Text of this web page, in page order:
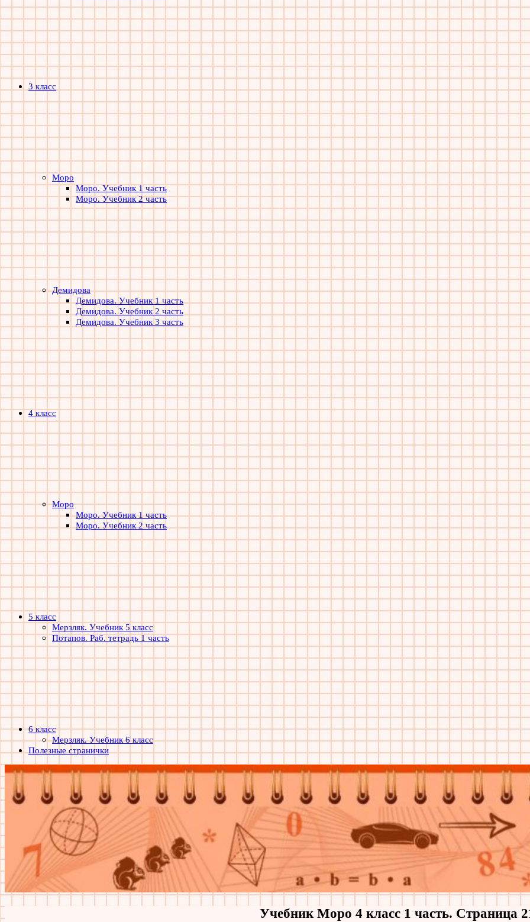
3 класс
Моро
Моро. Учебник 1 часть
Моро. Учебник 2 часть
Демидова
Демидова. Учебник 1 часть
Демидова. Учебник 2 часть
Демидова. Учебник 3 часть
4 класс
Моро
Моро. Учебник 1 часть
Моро. Учебник 2 часть
5 класс
Мерзляк. Учебник 5 класс
Потапов. Раб. тетрадь 1 часть
6 класс
Мерзляк. Учебник 6 класс
Полезные странички
Учебник Моро 4 класс 1 часть. Страница